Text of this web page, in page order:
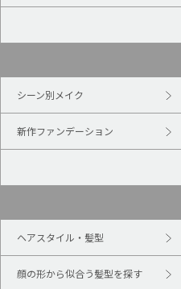
シーン別メイク
新作ファンデーション
ヘアスタイル・髪型
顔の形から似合う髪型を探す